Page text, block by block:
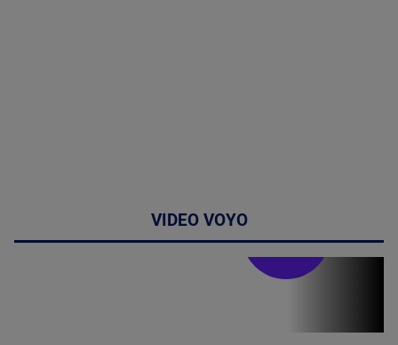
VIDEO VOYO